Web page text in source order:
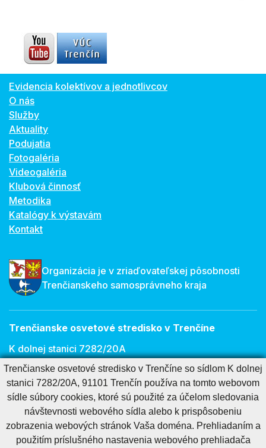
Evidencia kolektívov a jednotlivcov
O nás
Služby
Aktuality
Podujatia
Fotogaléria
Videogaléria
Klubová činnosť
Metodika
Katalógy k výstavám
Kontakt
Organizácia je v zriaďovateľskej pôsobnosti
Trenčianskeho samosprávneho kraja
Trenčianske osvetové stredisko v Trenčíne
K dolnej stanici 7282/20A
911 01 Trenčín
E-mail:
osveta@tnos.sk
Cookies nastavenieCookies - viac informáciíVyhlásenie o prístupnosti
Technický prevádzkovateľ
Správca obsahu
Trenčianske osvetové stredisko v Trenčíne so sídlom K dolnej
stanici 7282/20A, 91101 Trenčín používa na tomto webovom
sídle súbory cookies, ktoré sú použité za účelom sledovania
návštevnosti webového sídla alebo k prispôsobeniu
zobrazenia webových stránok Vaša doména. Prehliadaním a
použitím príslušného nastavenia webového prehliadača